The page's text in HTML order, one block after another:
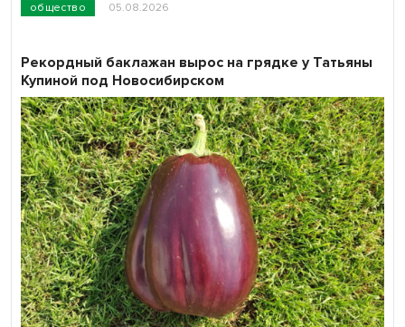
общество 05.08.2026
Рекордный баклажан вырос на грядке у Татьяны
Купиной под Новосибирском